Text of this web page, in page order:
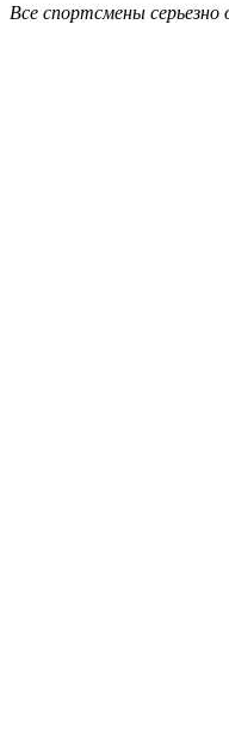
Все спортсмены